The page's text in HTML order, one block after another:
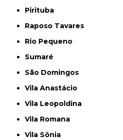
Pirituba
Raposo Tavares
Rio Pequeno
Sumaré
São Domingos
Vila Anastácio
Vila Leopoldina
Vila Romana
Vila Sônia